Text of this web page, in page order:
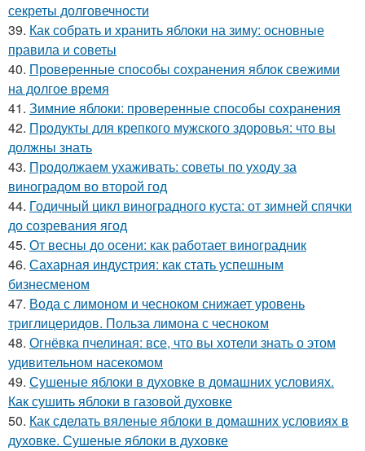
секреты долговечности
39. Как собрать и хранить яблоки на зиму: основные
правила и советы
40. Проверенные способы сохранения яблок свежими
на долгое время
41. Зимние яблоки: проверенные способы сохранения
42. Продукты для крепкого мужского здоровья: что вы
должны знать
43. Продолжаем ухаживать: советы по уходу за
виноградом во второй год
44. Годичный цикл виноградного куста: от зимней спячки
до созревания ягод
45. От весны до осени: как работает виноградник
46. Сахарная индустрия: как стать успешным
бизнесменом
47. Вода с лимоном и чесноком снижает уровень
триглицеридов. Польза лимона с чесноком
48. Огнёвка пчелиная: все, что вы хотели знать о этом
удивительном насекомом
49. Сушеные яблоки в духовке в домашних условиях.
Как сушить яблоки в газовой духовке
50. Как сделать вяленые яблоки в домашних условиях в
духовке. Сушеные яблоки в духовке